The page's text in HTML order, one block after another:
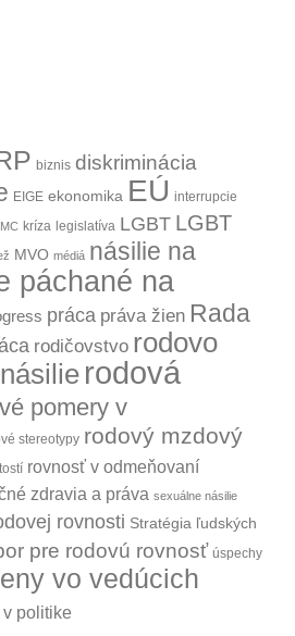
biznis diskriminácia
EIGE ekonomika EÚ interrupcie
kríza legislatíva LGBT LGBT
MVO médiá násilie na
páchané na
práca práva žien Rada
rodičovstvo rodovo
rodová
pomery v
stereotypy rodový mzdový
rovnosť v odmeňovaní
zdravia a práva sexuálne násilie
rovnosti Stratégia ľudských
pre rodovú rovnosť úspechy
vo vedúcich
v politike